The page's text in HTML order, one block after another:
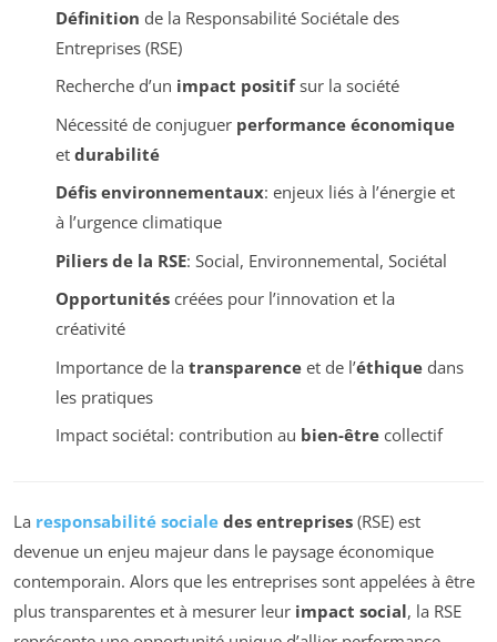
Définition de la Responsabilité Sociétale des
Entreprises (RSE)
Recherche d’un impact positifsur la société
Nécessité de conjuguer performance économique
et durabilité
Défis environnementaux: enjeux liés à l’énergie et
à l’urgence climatique
Piliers de la RSE: Social, Environnemental, Sociétal
Opportunitéscréées pour l’innovation et la
créativité
Importance de la transparenceet de l’éthiquedans
les pratiques
Impact sociétal: contribution au bien-êtrecollectif
La responsabilité sociale des entreprises (RSE) est
devenue un enjeu majeur dans le paysage économique
contemporain. Alors que les entreprises sont appelées à être
plus transparentes et à mesurer leur impact social, la RSE